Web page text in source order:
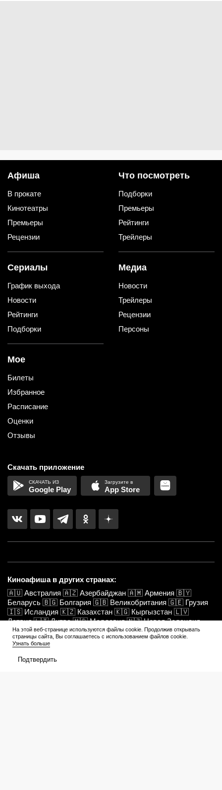
Афиша
В прокате
Кинотеатры
Премьеры
Рецензии
Что посмотреть
Подборки
Премьеры
Рейтинги
Трейлеры
Сериалы
График выхода
Новости
Рейтинги
Подборки
Медиа
Новости
Трейлеры
Рецензии
Персоны
Мое
Билеты
Избранное
Расписание
Оценки
Отзывы
Скачать приложение
Google Play App Store
Киноафиша в других странах:
🇦🇺 Австралия 🇦🇿 Азербайджан 🇦🇲 Армения 🇧🇾
Беларусь 🇧🇬 Болгария 🇬🇧 Великобритания 🇬🇪 Грузия
🇮🇸 Исландия 🇰🇿 Казахстан 🇰🇬 Кыргызстан 🇱🇻
Латвия 🇱🇹 Литва 🇲🇩 Молдавия 🇳🇿 Новая Зеландия
🇦🇪 ОАЭ 🇵🇱 Польша 🇷🇺 Россия 🇷🇴 Румыния 🇷🇸
Сербия 🇹🇯 Таджикистан 🇺🇿 Узбекистан 🇫🇮 Финляндия
🇭🇷 Хорватия
На этой веб-странице используются файлы cookie. Продолжив открывать
страницы сайта, Вы соглашаетесь с использованием файлов cookie.
Узнать больше
Подтвердить